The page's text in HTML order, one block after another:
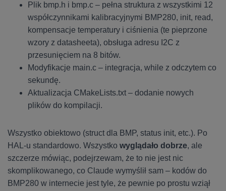
Plik bmp.h i bmp.c – pełna struktura z wszystkimi 12
współczynnikami kalibracyjnymi BMP280, init, read,
kompensacje temperatury i ciśnienia (te pieprzone
wzory z datasheeta), obsługa adresu I2C z
przesunięciem na 8 bitów.
Modyfikacje main.c – integracja, while z odczytem co
sekundę.
Aktualizacja CMakeLists.txt – dodanie nowych
plików do kompilacji.
Wszystko obiektowo (struct dla BMP, status init, etc.). Po
HAL-u standardowo. Wszystko wyglądało dobrze, ale
szczerze mówiąc, podejrzewam, że to nie jest nic
skomplikowanego, co Claude wymyślił sam – kodów do
BMP280 w internecie jest tyle, że pewnie po prostu wziął